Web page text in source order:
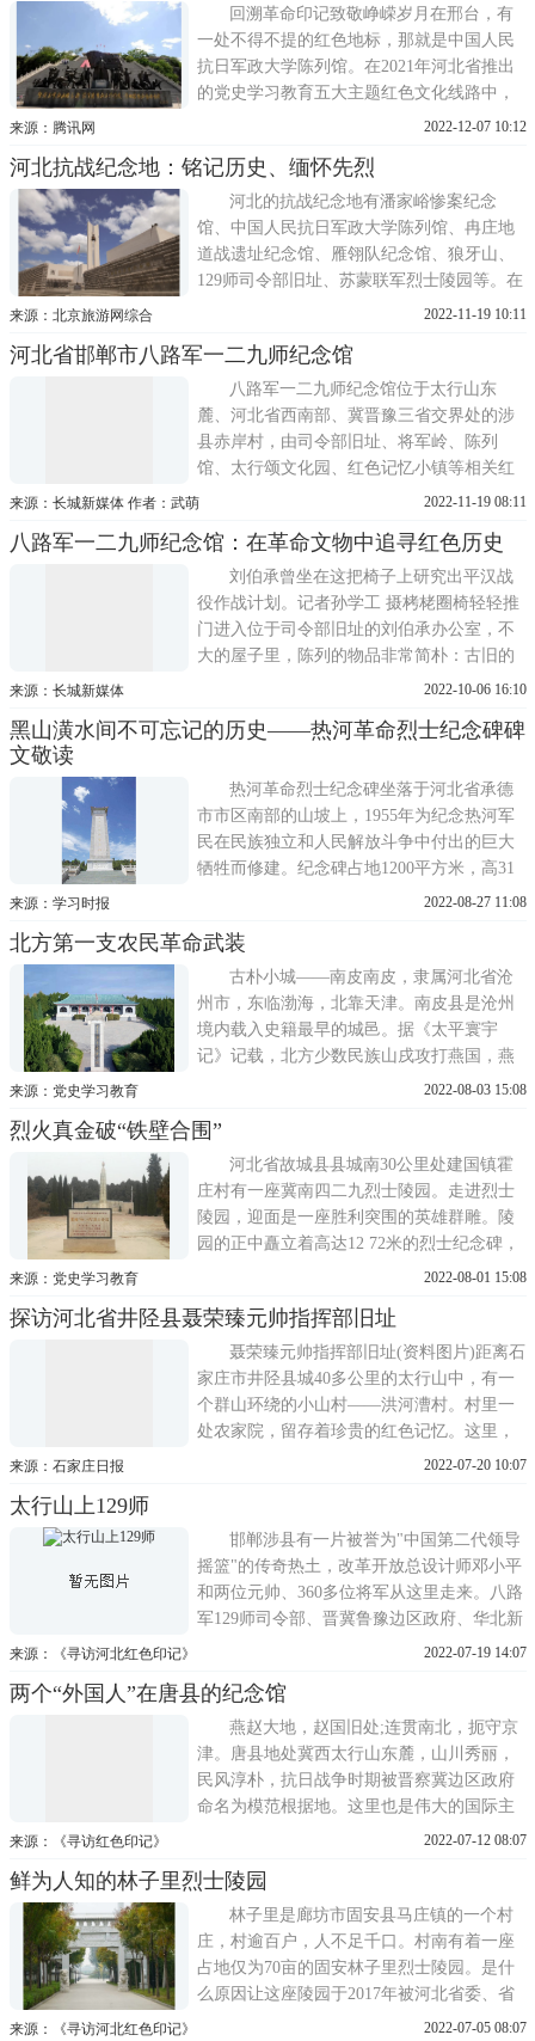
组成，是全国爱国
回溯革命印记致敬峥嵘岁月在邢台，有
一处不得不提的红色地标，那就是中国人民
抗日军政大学陈列馆。在2021年河北省推出
的党史学习教育五大主题红色文化线路中，
中国人民抗日军政大学陈列馆被列为抗日烽
党史学习教育深入扎实推进，越来越多的人
来到这里参观学习。中国人民抗日军事政治
大学陈列馆，位于河
来源：腾讯网 2022-12-07 10:12
河北抗战纪念地：铭记历史、缅怀先烈
河北的抗战纪念地有潘家峪惨案纪念
馆、中国人民抗日军政大学陈列馆、冉庄地
道战遗址纪念馆、雁翎队纪念馆、狼牙山、
129师司令部旧址、苏蒙联军烈士陵园等。在
这些地方重温抗战历史，缅怀革命前辈!潘家
迁西三县交界处。1941年1月25日日本驻丰润
顾问佐佐木二郎召集了十六个据点的三千多
日本兵和两千多伪
来源：北京旅游网综合 2022-11-19 10:11
河北省邯郸市八路军一二九师纪念馆
八路军一二九师纪念馆位于太行山东
麓、河北省西南部、冀晋豫三省交界处的涉
县赤岸村，由司令部旧址、将军岭、陈列
馆、太行颂文化园、红色记忆小镇等相关红
色景区及产业园区组成，规划占地面积3 2平
一一处全面详实记录八路军一二九师和晋冀
鲁豫边区政府历史的纪念馆。一二九师司令
部旧址一二九师司令部旧址
来源：长城新媒体 作者：武萌 2022-11-19 08:11
八路军一二九师纪念馆：在革命文物中追寻红色历史
刘伯承曾坐在这把椅子上研究出平汉战
役作战计划。记者孙学工 摄栲栳圈椅轻轻推
门进入位于司令部旧址的刘伯承办公室，不
大的屋子里，陈列的物品非常简朴：古旧的
一桌一椅、煤油灯、摇把电话……这是人民
贵的革命文物。指着那把看似平常的老式座
美菊向记者介绍，
来源：长城新媒体 2022-10-06 16:10
黑山潢水间不可忘记的历史——热河革命烈士纪念碑碑
文敬读
热河革命烈士纪念碑坐落于河北省承德
市市区南部的山坡上，1955年为纪念热河军
民在民族独立和人民解放斗争中付出的巨大
牺牲而修建。纪念碑占地1200平方米，高31
6米，建于两层碑栏之上，由花岗石砌筑，其
安门广场人民英雄纪念碑，为庑殿顶仿古建
筑。碑身正面革命烈士永垂不朽8个金色大字
由朱德亲笔题写，背面碑
来源：学习时报 2022-08-27 11:08
北方第一支农民革命武装
古朴小城——南皮南皮，隶属河北省沧
州市，东临渤海，北靠天津。南皮县是沧州
境内载入史籍最早的城邑。据《太平寰宇
记》记载，北方少数民族山戌攻打燕国，燕
求救于齐，齐桓公救燕北伐山戎至此，筑城
于在它北面的章武有一座北皮亭，所以称此
城为南皮。秦始皇26年，即公元前221年，设
立南皮县，属巨鹿郡，是
来源：党史学习教育 2022-08-03 15:08
烈火真金破“铁壁合围”
河北省故城县县城南30公里处建国镇霍
庄村有一座冀南四二九烈士陵园。走进烈士
陵园，迎面是一座胜利突围的英雄群雕。陵
园的正中矗立着高达12 72米的烈士纪念碑，
碑体的正面镌刻着徐向前元帅的题词四·二九
上镶嵌着用汉白玉巨石雕成的五角星花环，
整座碑身恰似一柄宝剑耸入云天。纪念碑的
顶端是由桃红色花岗岩雕
来源：党史学习教育 2022-08-01 15:08
探访河北省井陉县聂荣臻元帅指挥部旧址
聂荣臻元帅指挥部旧址(资料图片)距离石
家庄市井陉县城40多公里的太行山中，有一
个群山环绕的小山村——洪河漕村。村里一
处农家院，留存着珍贵的红色记忆。这里，
曾是百团大战时聂荣臻元帅的指挥部，完好
2008年，聂荣臻元帅指挥部被列入河北省第
五批省级文物保护单位。
来源：石家庄日报 2022-07-20 10:07
太行山上129师
邯郸涉县有一片被誉为"中国第二代领导
摇篮"的传奇热土，改革开放总设计师邓小平
和两位元帅、360多位将军从这里走来。八路
军129师司令部、晋冀鲁豫边区政府、华北新
华广播电台、新华日报社等110多个党政机关
令部旧址已是全国先进爱国主义教育示范基
地、全国重点文物保护单位、全国首批国防
教育基地。央视播出的
来源：《寻访河北红色印记》 2022-07-19 14:07
两个“外国人”在唐县的纪念馆
燕赵大地，赵国旧处;连贯南北，扼守京
津。唐县地处冀西太行山东麓，山川秀丽，
民风淳朴，抗日战争时期被晋察冀边区政府
命名为模范根据地。这里也是伟大的国际主
义战士白求恩、柯棣华生前工作、战斗和殉
落在此。纪念馆大门这个纪念馆不一般白求
恩柯棣华纪念馆坐落在唐县城北2公里处的钟
鸣山下。1986年落
来源：《寻访红色印记》 2022-07-12 08:07
鲜为人知的林子里烈士陵园
林子里是廊坊市固安县马庄镇的一个村
庄，村逾百户，人不足千口。村南有着一座
占地仅为70亩的固安林子里烈士陵园。是什
么原因让这座陵园于2017年被河北省委、省
政府确定为河北省爱国主义教育基地?!让我
来源：《寻访河北红色印记》 2022-07-05 08:07